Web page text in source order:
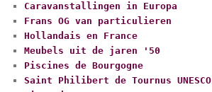
Caravanstallingen in Europa
Frans OG van particulieren
Hollandais en France
Meubels uit de jaren '50
Piscines de Bourgogne
Saint Philibert de Tournus UNESCO